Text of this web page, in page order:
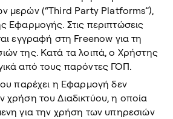
μερών (“Third Party Platforms”),
Εφαρμογής. Στις περιπτώσεις
εγγραφή στη Freenow για τη
της. Κατά τα λοιπά, ο Χρήστης
από τους παρόντες ΓΟΠ.
παρέχει η Εφαρμογή δεν
χρήση του Διαδικτύου, η οποία
για την χρήση των υπηρεσιών